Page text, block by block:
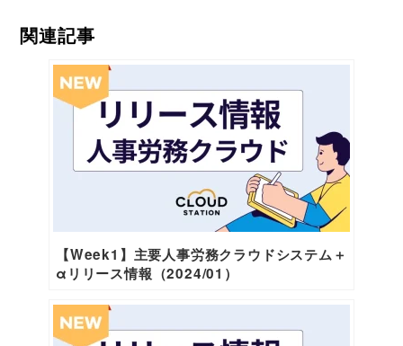
関連記事
【Week1】主要人事労務クラウドシステム＋
αリリース情報（2024/01）